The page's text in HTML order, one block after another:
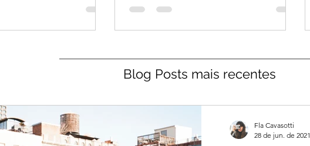
Fla Cavasotti
28 de jun. de 2021
Blog Posts mais recentes